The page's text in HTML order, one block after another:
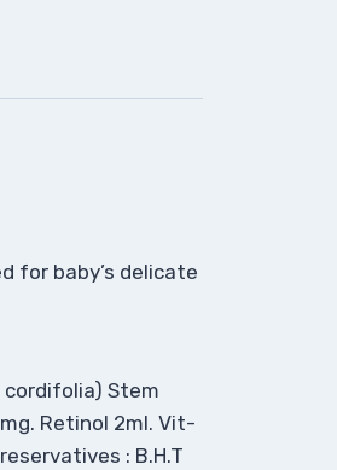
for baby’s delicate
cordifolia) Stem
Retinol 2ml. Vit-
: B.H.T